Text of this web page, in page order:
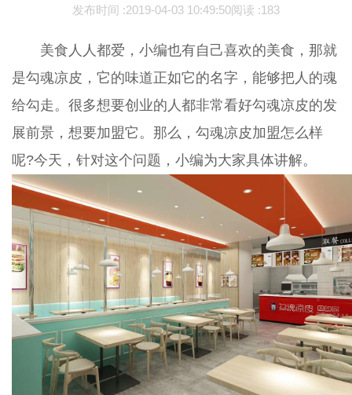
发布时间 :2019-04-03 10:49:50阅读 :183
美食人人都爱，小编也有自己喜欢的美食，那就
是勾魂凉皮，它的味道正如它的名字，能够把人的魂
给勾走。很多想要创业的人都非常看好勾魂凉皮的发
展前景，想要加盟它。那么，勾魂凉皮加盟怎么样
呢?今天，针对这个问题，小编为大家具体讲解。